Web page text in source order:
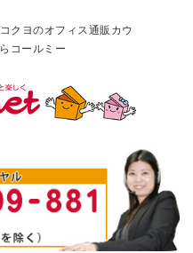
クヨのオフィス通販カウ
コールミー